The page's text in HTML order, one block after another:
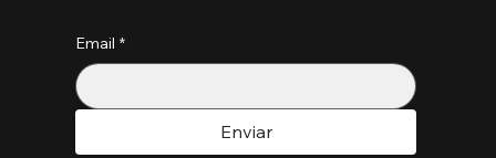
Email *
Enviar